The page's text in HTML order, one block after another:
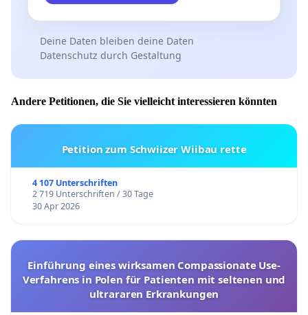
Deine Daten bleiben deine Daten
Datenschutz durch Gestaltung
Andere Petitionen, die Sie vielleicht interessieren könnten
Petition zum Schwiizer Wiibau rette
4 107 Unterschriften
2 719 Unterschriften / 30 Tage
30 Apr 2026
Einführung eines wirksamen Compassionate Use-
Verfahrens in Polen für Patienten mit seltenen und
ultrararen Erkrankungen